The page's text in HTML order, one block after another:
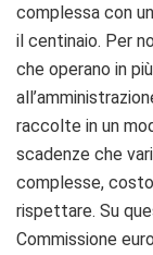
complessa con
il centinaio. Per
che operano in
raccolte in un
scadenze che
complesse,
rispettare. Su
Commissione